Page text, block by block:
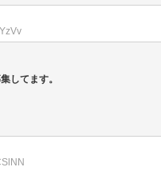
してます。